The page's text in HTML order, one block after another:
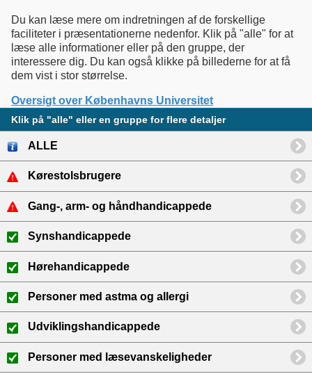
Du kan læse mere om indretningen af de forskellige
faciliteter i præsentationerne nedenfor. Klik på "alle" for at
læse alle informationer eller på den gruppe, der
interessere dig. Du kan også klikke på billederne for at få
dem vist i stor størrelse.
Oversigt over Københavns Universitet
Klik på "alle" eller en gruppe for flere detaljer
ALLE
Kørestolsbrugere
Gang-, arm- og håndhandicappede
Synshandicappede
Hørehandicappede
Personer med astma og allergi
Udviklingshandicappede
Personer med læsevanskeligheder